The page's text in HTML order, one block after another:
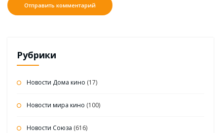
Рубрики
Новости Дома кино (17)
Новости мира кино (100)
Новости Союза (616)